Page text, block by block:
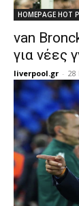
HOMEPAGE HOT
van
για νέες
liverpool.gr - 28